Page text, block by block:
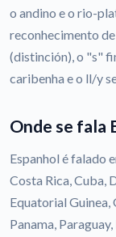
o andino e o rio-
reconhecimento
(distinción), o "s"
caribenha e o ll/y
Onde se fala
Espanhol é falado
Costa Rica, Cuba,
Equatorial
Panama,